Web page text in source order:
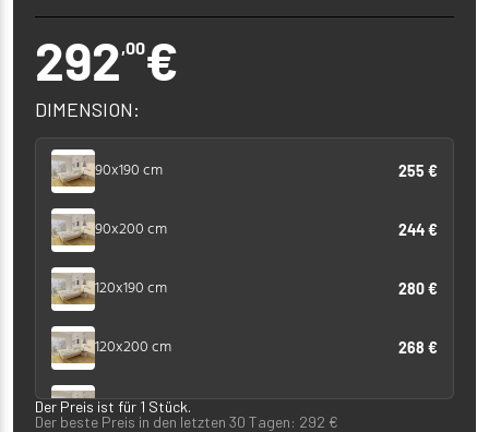
292,00€
DIMENSION:
90x190 cm 255 €
90x200 cm 244 €
120x190 cm 280 €
120x200 cm 268 €
140x190 cm
Der Preis ist für 1 Stück.
Der beste Preis in den letzten 30 Tagen: 292 €